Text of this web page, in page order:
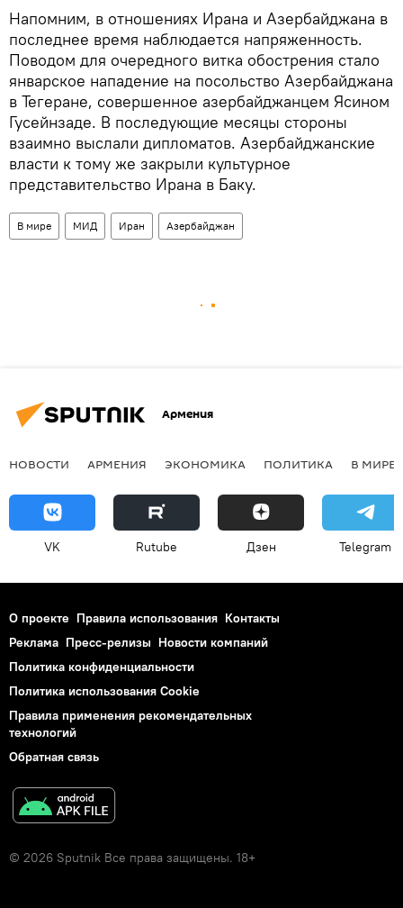
Напомним, в отношениях Ирана и Азербайджана в
последнее время наблюдается напряженность.
Поводом для очередного витка обострения стало
январское нападение на посольство Азербайджана
в Тегеране, совершенное азербайджанцем Ясином
Гусейнзаде. В последующие месяцы стороны
взаимно выслали дипломатов. Азербайджанские
власти к тому же закрыли культурное
представительство Ирана в Баку.
В мире МИД Иран Азербайджан
Армения
НОВОСТИ АРМЕНИЯ ЭКОНОМИКА ПОЛИТИКА В МИРЕ
VK Rutube Дзен Telegram
О проекте Правила использования Контакты
Реклама Пресс-релизы Новости компаний
Политика конфиденциальности
Политика использования Cookie
Правила применения рекомендательных
технологий
Обратная связь
© 2026 Sputnik Все права защищены. 18+